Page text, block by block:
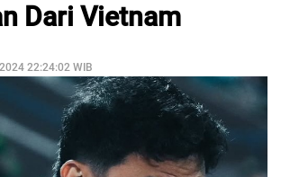
Dari Vietnam
22:24:02 WIB